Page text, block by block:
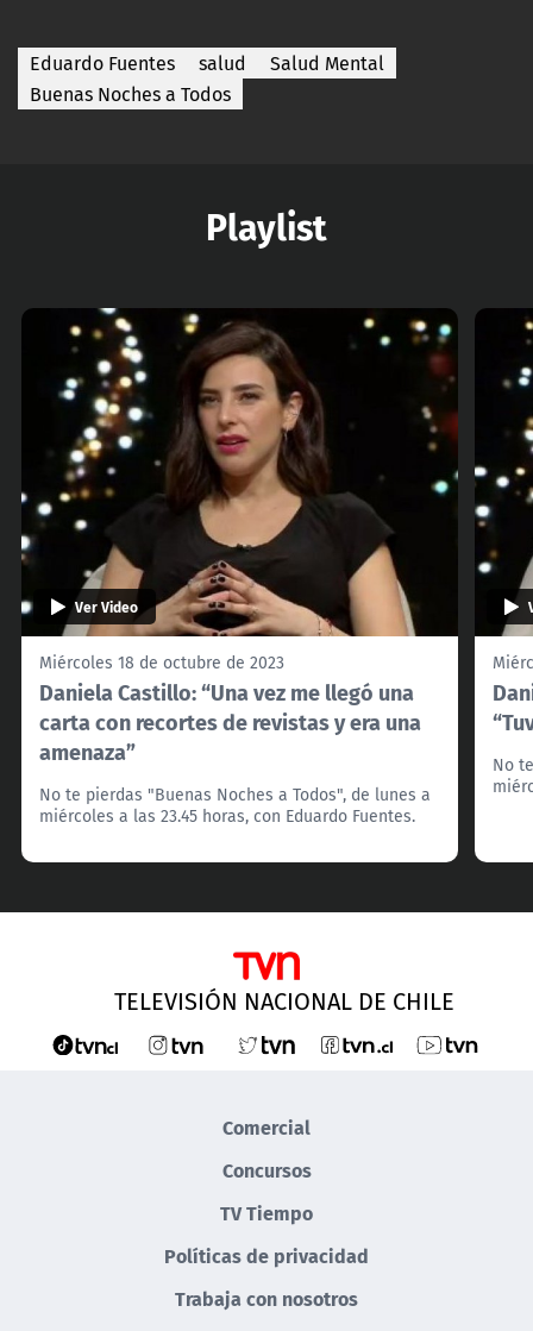
Eduardo Fuentes salud
Salud Mental
Buenas Noches a Todos
Playlist
Ver Video
Miércoles 18 de octubre de 2023
Daniela Castillo: “Una vez me llegó una
carta con recortes de revistas y era una
amenaza”
No te pierdas "Buenas Noches a Todos", de lunes a
miércoles a las 23.45 horas, con Eduardo Fuentes.
No
TELEVISIÓN NACIONAL DE CHILE
Comercial
Concursos
TV Tiempo
Políticas de privacidad
Trabaja con nosotros